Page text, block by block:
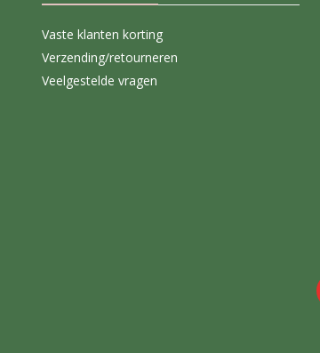
Vaste klanten korting
Verzending/retourneren
Veelgestelde vragen